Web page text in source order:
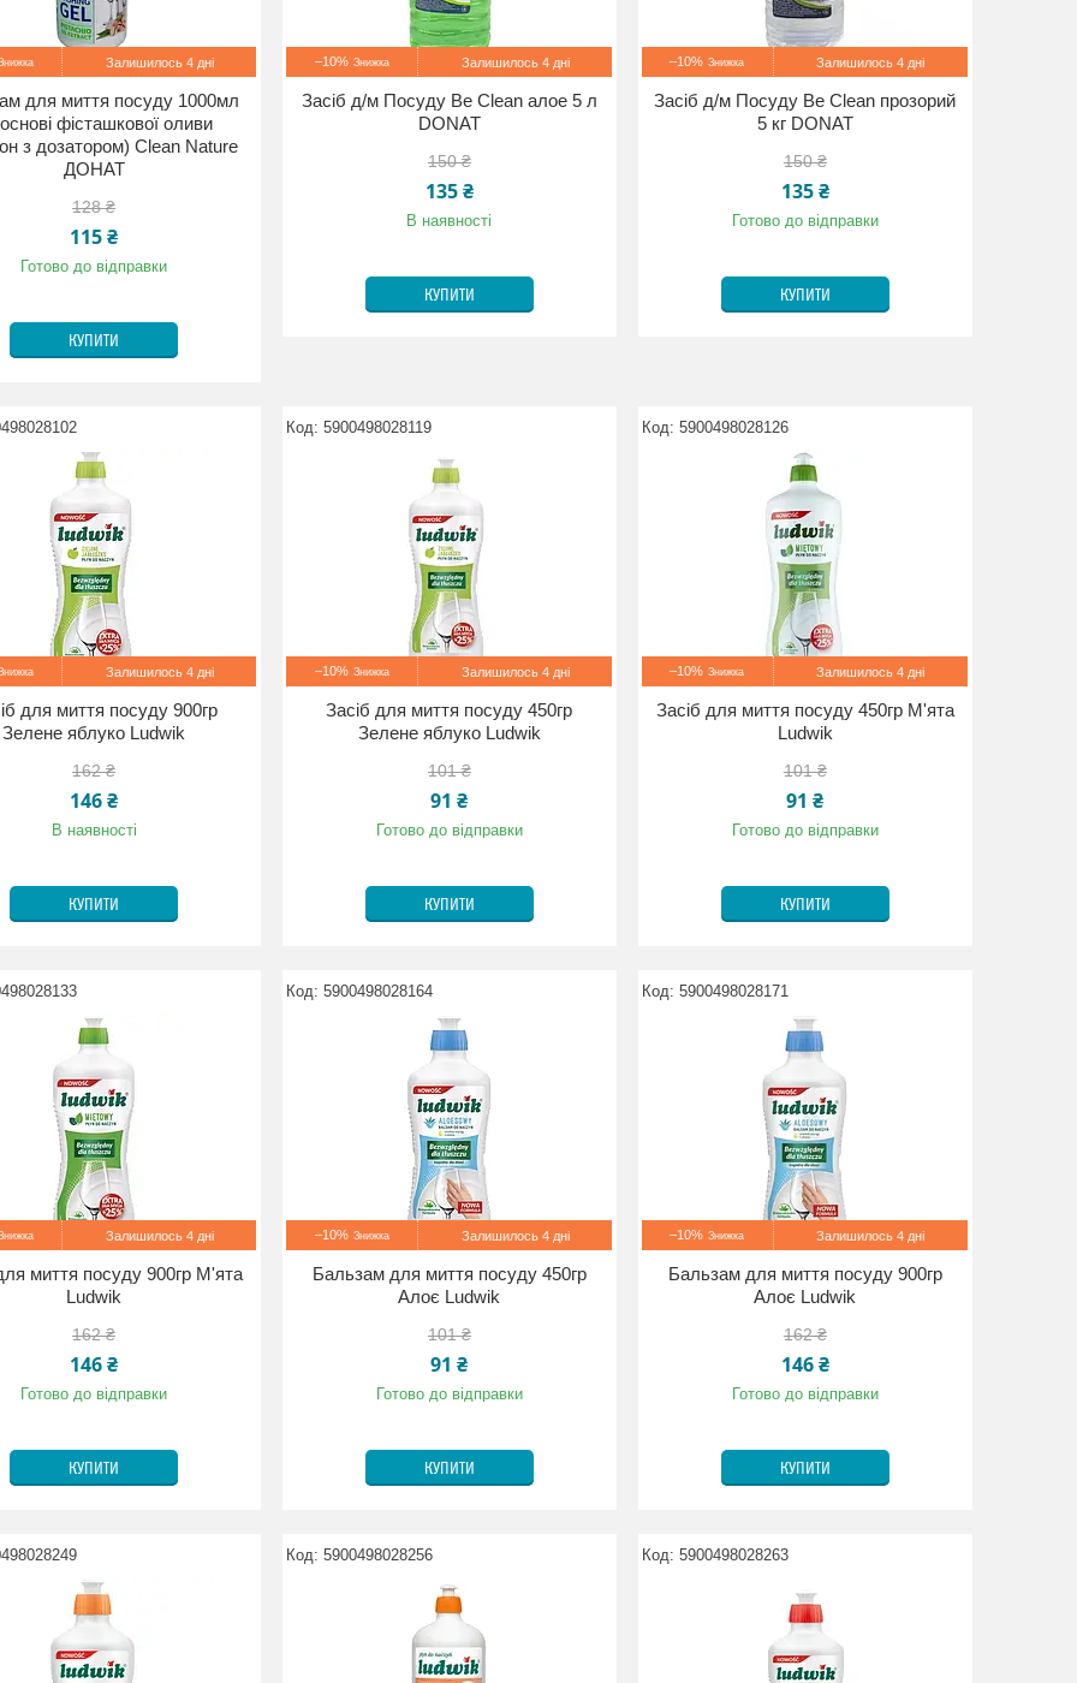
Залишилось 4 дні
для миття посуду 1000мл
фісташкової оливи
з дозатором) Clean Nature
ДОНАТ
128 ₴
115 ₴
Готово до відправки
КУПИТИ
–10% Залишилось 4 дні
Засіб д/м Посуду Be Clean алое 5 л
DONAT
150 ₴
135 ₴
В наявності
КУПИТИ
–10% Залишилось 4 дні
Засіб д/м Посуду Be Clean прозорий
5 кг DONAT
150 ₴
135 ₴
Готово до відправки
КУПИТИ
Залишилось 4 дні
для миття посуду 900гр
Зелене яблуко Ludwik
162 ₴
146 ₴
В наявності
КУПИТИ
5900498028119
–10% Залишилось 4 дні
Засіб для миття посуду 450гр
Зелене яблуко Ludwik
101 ₴
91 ₴
Готово до відправки
КУПИТИ
5900498028126
–10% Залишилось 4 дні
Засіб для миття посуду 450гр М'ята
Ludwik
101 ₴
91 ₴
Готово до відправки
КУПИТИ
Залишилось 4 дні
миття посуду 900гр М'ята
Ludwik
162 ₴
146 ₴
Готово до відправки
КУПИТИ
5900498028164
–10% Залишилось 4 дні
Бальзам для миття посуду 450гр
Алоє Ludwik
101 ₴
91 ₴
Готово до відправки
КУПИТИ
5900498028171
–10% Залишилось 4 дні
Бальзам для миття посуду 900гр
Алоє Ludwik
162 ₴
146 ₴
Готово до відправки
КУПИТИ
5900498028256 5900498028263